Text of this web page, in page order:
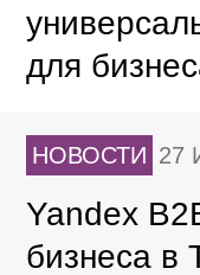
для
НОВОСТИ 27
Yandex
бизнеса в